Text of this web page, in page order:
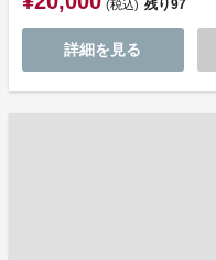
(税込) 残り97
詳細を見る